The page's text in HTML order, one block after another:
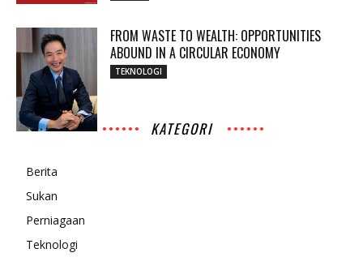
FROM WASTE TO WEALTH: OPPORTUNITIES
ABOUND IN A CIRCULAR ECONOMY
TEKNOLOGI
KATEGORI
Berita
Sukan
Perniagaan
Teknologi